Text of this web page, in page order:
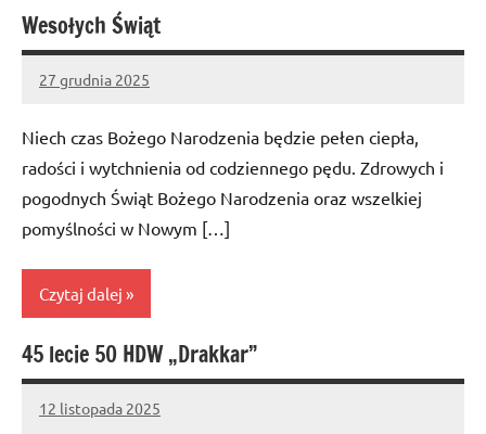
Bez
kategorii
Wesołych Świąt
27 grudnia 2025
Administrator
No
Niech czas Bożego Narodzenia będzie pełen ciepła,
radości i wytchnienia od codziennego pędu. Zdrowych i
pogodnych Świąt Bożego Narodzenia oraz wszelkiej
pomyślności w Nowym […]
Czytaj dalej
Bez
kategorii
45 lecie 50 HDW „Drakkar”
12 listopada 2025
Administrator
No